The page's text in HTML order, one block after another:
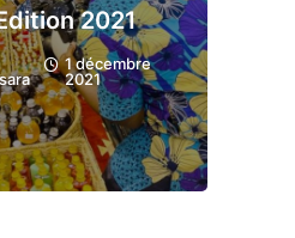
2021
1 décembre
2021